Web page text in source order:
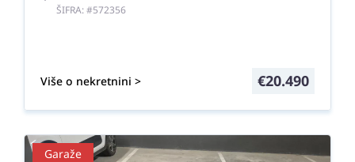
ŠIFRA: #572356
Više o nekretnini > €20.490
Garaže